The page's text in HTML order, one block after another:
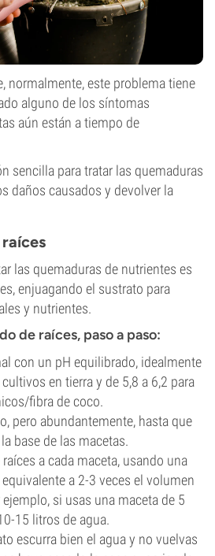
normalmente, este problema tiene
alguno de los síntomas
aún están a tiempo de
sencilla para tratar las quemaduras
daños causados y devolver la
las quemaduras de nutrientes es
enjuagando el sustrato para
y nutrientes.
de raíces, paso a paso:
con un pH equilibrado, idealmente
en tierra y de 5,8 a 6,2 para
fibra de coco.
pero abundantemente, hasta que
base de las macetas.
a cada maceta, usando una
a 2-3 veces el volumen
si usas una maceta de 5
15 litros de agua.
escurra bien el agua y no vuelvas